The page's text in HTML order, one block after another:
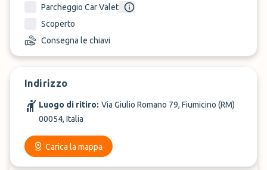
Parcheggio Car Valet
Scoperto
Consegna le chiavi
Indirizzo
Luogo di ritiro: Via Giulio Romano 79, Fiumicino (RM)
00054, Italia
Carica la mappa